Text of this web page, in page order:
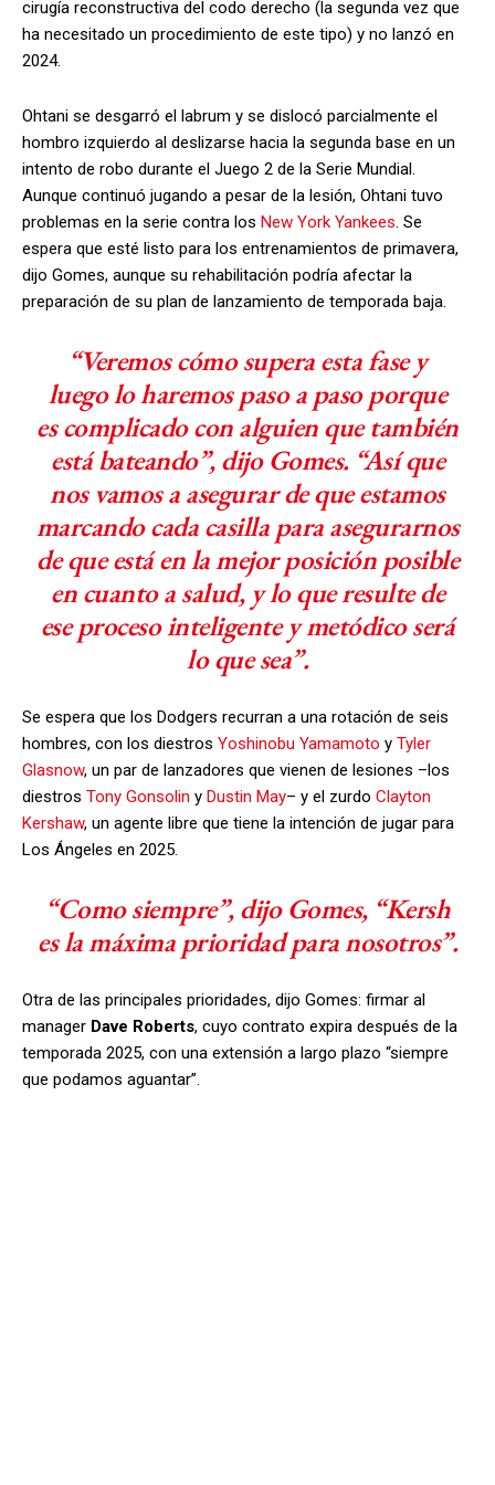
cirugía reconstructiva del codo derecho (la segunda vez que
ha necesitado un procedimiento de este tipo) y no lanzó en
2024.
Ohtani se desgarró el labrum y se dislocó parcialmente el
hombro izquierdo al deslizarse hacia la segunda base en un
intento de robo durante el Juego 2 de la Serie Mundial.
Aunque continuó jugando a pesar de la lesión, Ohtani tuvo
problemas en la serie contra los New York Yankees. Se
espera que esté listo para los entrenamientos de primavera,
dijo Gomes, aunque su rehabilitación podría afectar la
preparación de su plan de lanzamiento de temporada baja.
“Veremos cómo supera esta fase y
luego lo haremos paso a paso porque
es complicado con alguien que también
está bateando”, dijo Gomes. “Así que
nos vamos a asegurar de que estamos
marcando cada casilla para asegurarnos
de que está en la mejor posición posible
en cuanto a salud, y lo que resulte de
ese proceso inteligente y metódico será
lo que sea”.
Se espera que los Dodgers recurran a una rotación de seis
hombres, con los diestros Yoshinobu Yamamoto y Tyler
Glasnow, un par de lanzadores que vienen de lesiones –los
diestros Tony Gonsolin y Dustin May– y el zurdo Clayton
Kershaw, un agente libre que tiene la intención de jugar para
Los Ángeles en 2025.
“Como siempre”, dijo Gomes, “Kersh
es la máxima prioridad para nosotros”.
Otra de las principales prioridades, dijo Gomes: firmar al
manager Dave Roberts, cuyo contrato expira después de la
temporada 2025, con una extensión a largo plazo “siempre
que podamos aguantar”.